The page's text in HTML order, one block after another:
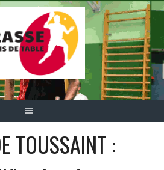
TOUSSAINT :